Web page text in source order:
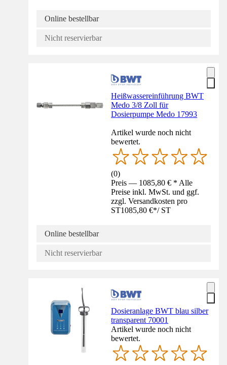
Online bestellbar
Nicht reservierbar
Heißwassereinführung BWT
Medo 3/8 Zoll für
Dosierpumpe Medo 17993
Artikel wurde noch nicht
bewertet.
(0)
Preis — 1085,80 € * Alle
Preise inkl. MwSt. und ggf.
zzgl. Versandkosten pro
ST1085,80 €*/ ST
Online bestellbar
Nicht reservierbar
Dosieranlage BWT blau silber
transparent 70001
Artikel wurde noch nicht
bewertet.